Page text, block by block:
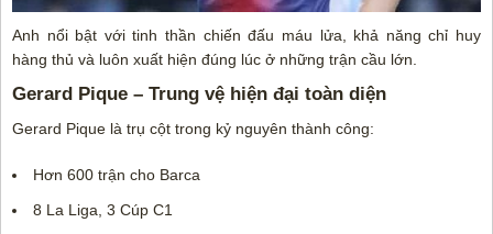
Anh nổi bật với tinh thần chiến đấu máu lửa, khả năng chỉ huy
hàng thủ và luôn xuất hiện đúng lúc ở những trận cầu lớn.
Gerard Pique – Trung vệ hiện đại toàn diện
Gerard Pique là trụ cột trong kỷ nguyên thành công:
Hơn 600 trận cho Barca
8 La Liga, 3 Cúp C1